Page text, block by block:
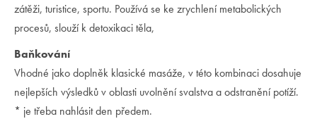
zátěži, turistice, sportu. Používá se ke zrychlení metabolických
procesů, slouží k detoxikaci těla,
Baňkování
Vhodné jako doplněk klasické masáže, v této kombinaci dosahuje
nejlepších výsledků v oblasti uvolnění svalstva a odstranění potíží.
* je třeba nahlásit den předem.